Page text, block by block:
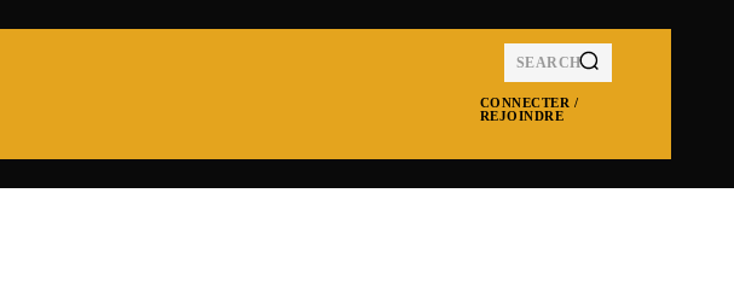
SEARCH
CONNECTER /
REJOINDRE